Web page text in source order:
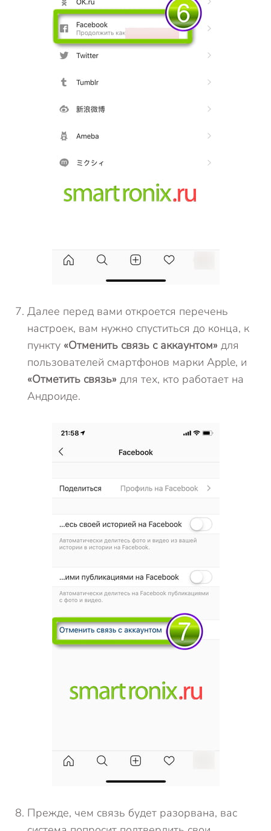
Далее перед вами откроется перечень
настроек, вам нужно спуститься до конца, к
пункту «Отменить связь с аккаунтом» для
пользователей смартфонов марки Apple, и
«Отметить связь» для тех, кто работает на
Андроиде.
Прежде, чем связь будет разорвана, вас